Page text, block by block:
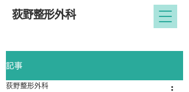
荻野整形外科
記事
荻野整形外科